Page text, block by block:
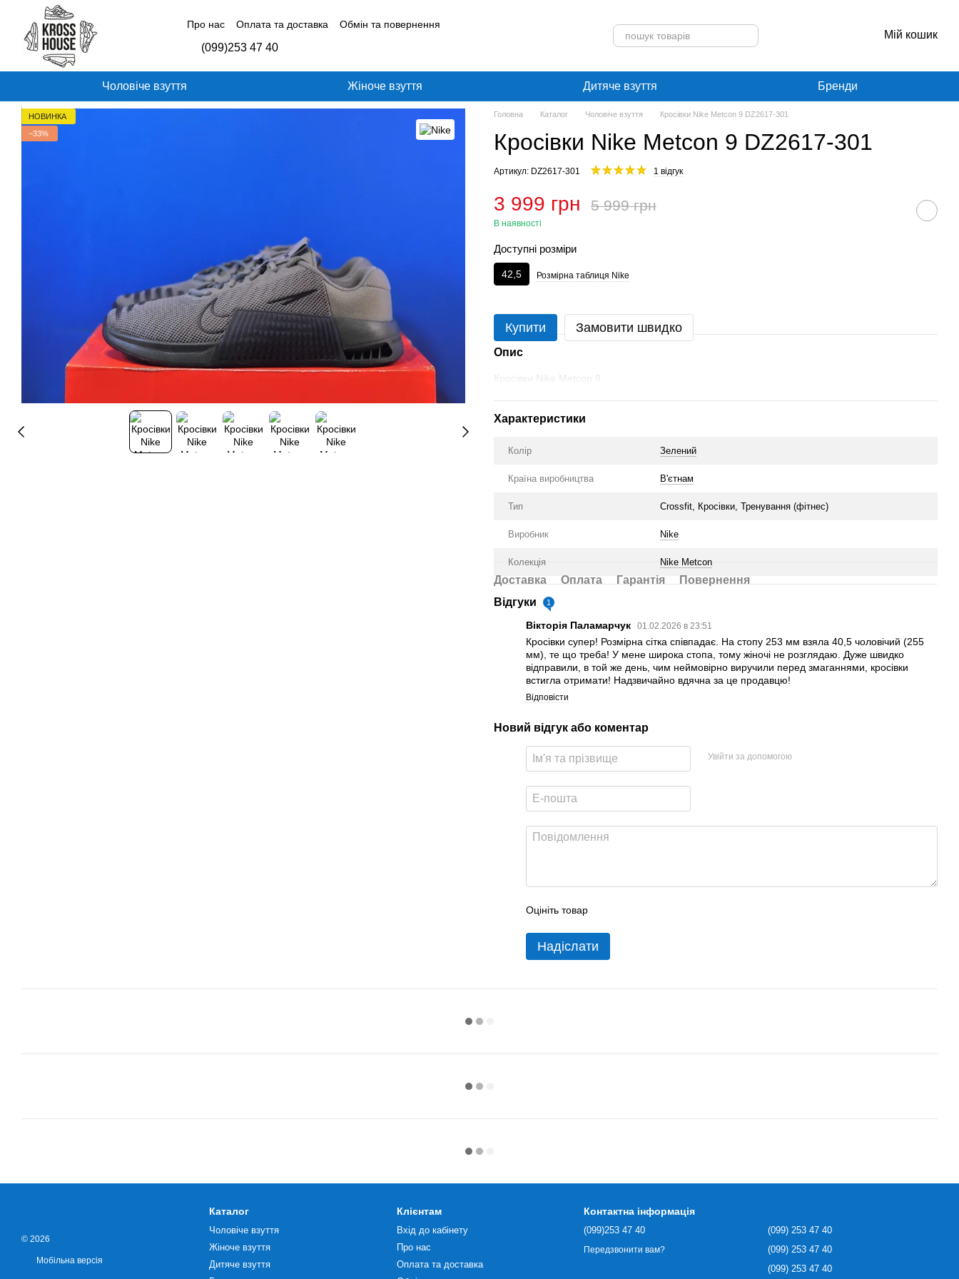
Перейти до основного контенту
Про нас
Оплата та доставка
Обмін та повернення
Відгуки про магазин
(099)253 47 40
Мій кошик
Чоловіче взуття Жіноче взуття Дитяче взуття Бренди
НОВИНКА
−33%
Головна Каталог Чоловіче взуття Кросівки Nike Metcon 9 DZ2617-301
Кросівки Nike Metcon 9 DZ2617-301
Артикул: DZ2617-301 1 відгук
3 999 грн 5 999 грн
В наявності
Доступні розміри
42,5 Розмірна таблиця Nike
Купити Замовити швидко
Опис
Кросівки Nike Metcon 9
Характеристики
Колір Зелений
Країна виробництва В'єтнам
Тип Crossfit, Кросівки, Тренування (фітнес)
Виробник Nike
Колекція Nike Metcon
Доставка Оплата Гарантія
Повернення
Відгуки
1
Вікторія Паламарчук 01.02.2026 в 23:51
Кросівки супер! Розмірна сітка співпадає. На стопу 253 мм взяла 40,5 чоловічий (255
мм), те що треба! У мене широка стопа, тому жіночі не розглядаю. Дуже швидко
відправили, в той же день, чим неймовірно виручили перед змаганнями, кросівки
встигла отримати! Надзвичайно вдячна за це продавцю!
Відповісти
Новий відгук або коментар
Увійти за допомогою
Оцініть товар
Надіслати
© 2026
Мобільна версія
Каталог
Чоловіче взуття
Жіноче взуття
Дитяче взуття
Клієнтам
Вхід до кабінету
Про нас
Оплата та доставка
Контактна інформація
(099)253 47 40
Передзвонити вам?
(099) 253 47 40
(099) 253 47 40
(099) 253 47 40